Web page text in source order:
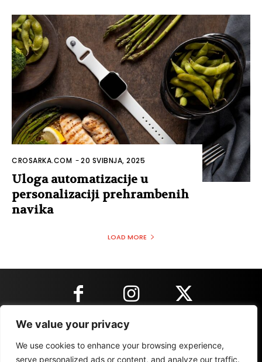
We value your privacy
We use cookies to enhance your browsing experience,
serve personalized ads or content, and analyze our traffic.
CROSARKA.COM -20 SVIBNJA, 2025
Uloga automatizacije u
personalizaciji prehrambenih
navika
LOAD MORE
KONTAKT INFORMACIJE